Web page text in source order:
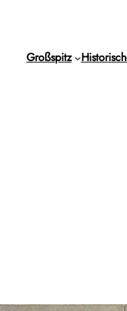
Großspitz